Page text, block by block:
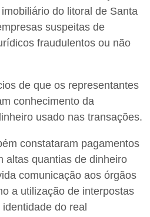
do litoral de Santa
suspeitas de
fraudulentos ou não
de que os representantes
conhecimento da
usado nas transações.
constataram pagamentos
altas quantias de dinheiro
comunicação aos órgãos
a utilização de interpostas
do real